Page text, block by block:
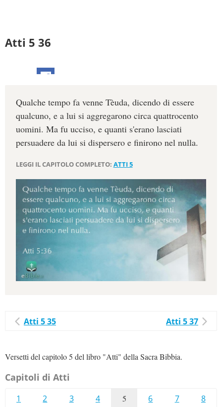
Atti 5 36
Qualche tempo fa venne Tèuda, dicendo di essere
qualcuno, e a lui si aggregarono circa quattrocento
uomini. Ma fu ucciso, e quanti s'erano lasciati
persuadere da lui si dispersero e finirono nel nulla.
LEGGI IL CAPITOLO COMPLETO: ATTI 5
Atti 5 35 Atti 5 37
Versetti del capitolo 5 del libro "Atti" della Sacra Bibbia.
Capitoli di Atti
1 2 3 4 5 6 7
8